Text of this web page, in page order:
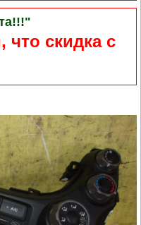
что скидка с